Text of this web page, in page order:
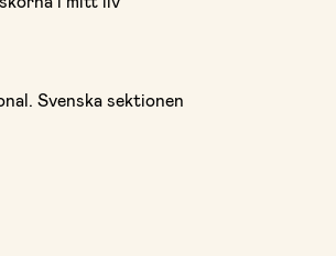
Svenska sektionen